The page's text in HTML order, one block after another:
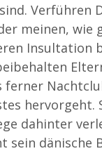
Verführen
meinen, wie
Insultation
ferner
hervorgeht.
dahinter
sein dänische